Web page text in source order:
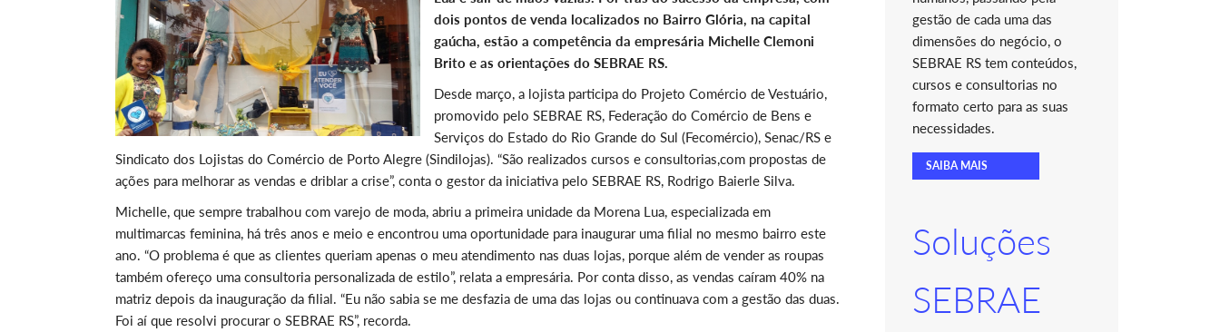
dois pontos de venda localizados no Bairro Glória, na capital
gaúcha, estão a competência da empresária Michelle Clemoni
Brito e as orientações do SEBRAE RS.
Desde março, a lojista participa do Projeto Comércio de Vestuário,
promovido pelo SEBRAE RS, Federação do Comércio de Bens e
Serviços do Estado do Rio Grande do Sul (Fecomércio), Senac/RS e
Sindicato dos Lojistas do Comércio de Porto Alegre (Sindilojas). “São realizados cursos e consultorias,com propostas de
ações para melhorar as vendas e driblar a crise”, conta o gestor da iniciativa pelo SEBRAE RS, Rodrigo Baierle Silva.
Michelle, que sempre trabalhou com varejo de moda, abriu a primeira unidade da Morena Lua, especializada em
multimarcas feminina, há três anos e meio e encontrou uma oportunidade para inaugurar uma filial no mesmo bairro este
ano. “O problema é que as clientes queriam apenas o meu atendimento nas duas lojas, porque além de vender as roupas
também ofereço uma consultoria personalizada de estilo”, relata a empresária. Por conta disso, as vendas caíram 40% na
matriz depois da inauguração da filial. “Eu não sabia se me desfazia de uma das lojas ou continuava com a gestão das duas.
Foi aí que resolvi procurar o SEBRAE RS”, recorda.
gestão de cada uma das
dimensões do negócio, o
SEBRAE RS tem conteúdos,
cursos e consultorias no
formato certo para as suas
necessidades.
SAIBA MAIS
Soluções
SEBRAE